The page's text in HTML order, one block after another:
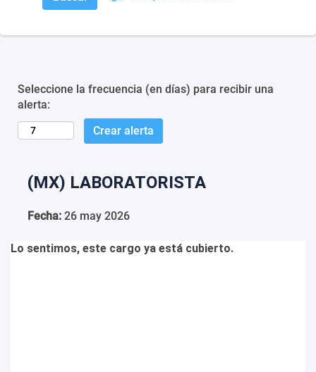
Seleccione la frecuencia (en días) para recibir una
alerta:
Crear alerta
(MX) LABORATORISTA
Fecha: 26 may 2026
Lo sentimos, este cargo ya está cubierto.